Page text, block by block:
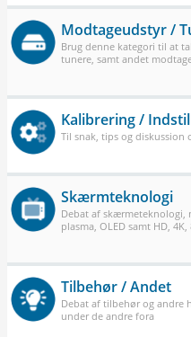
Modtageudstyr /
Brug denne kategori til at
tunere, samt andet
Kalibrering /
Til snak, tips og diskussion
Skærmteknologi
Debat af skærmeteknologi,
plasma, OLED samt HD, 4K,
Tilbehør / Andet
Debat af tilbehør og andre
under de andre fora